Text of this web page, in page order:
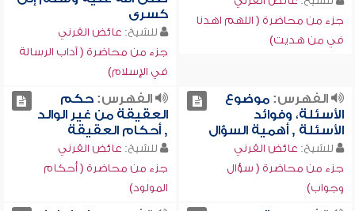
جزء من محاضرة ( اللهم اهدنا
في من هديت)
كسرى
للشيخ: عائض القرني
جزء من محاضرة ( آداب الرسالة
في الإسلام)
الفهرس:موضوع
الأسئلة، وفوائد
الأسئلة , أهمية السؤال
للشيخ: عائض القرني
جزء من محاضرة ( سؤال
وجواب)
الفهرس:حكم
العقيقة من غير الوالد
, أحكام العقيقة
للشيخ: عائض القرني
جزء من محاضرة ( أحكام
المولود)